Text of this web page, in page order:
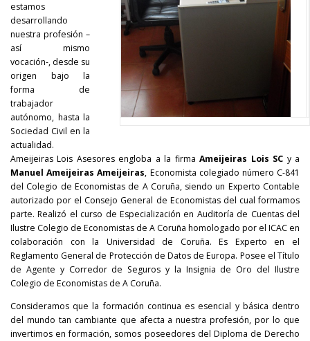
estamos
desarrollando
nuestra profesión –
así mismo
vocación-, desde su
origen bajo la
forma de
trabajador
autónomo, hasta la
Sociedad Civil en la
actualidad.
Ameijeiras Lois Asesores engloba a la firmaAmeijeiras Lois SC y a
Manuel Ameijeiras Ameijeiras, Economista colegiado número C-841
del Colegio de Economistas de A Coruña, siendo un Experto Contable
autorizado por el Consejo General de Economistas del cual formamos
parte. Realizó el curso de Especialización en Auditoría de Cuentas del
Ilustre Colegio de Economistas de A Coruña homologado por el ICAC en
colaboración con la Universidad de Coruña. Es Experto en el
Reglamento General de Protección de Datos de Europa. Posee el Título
de Agente y Corredor de Seguros y la Insignia de Oro del Ilustre
Colegio de Economistas de A Coruña.
Consideramos que la formación continua es esencial y básica dentro
del mundo tan cambiante que afecta a nuestra profesión, por lo que
invertimos en formación, somos poseedores del Diploma de Derecho